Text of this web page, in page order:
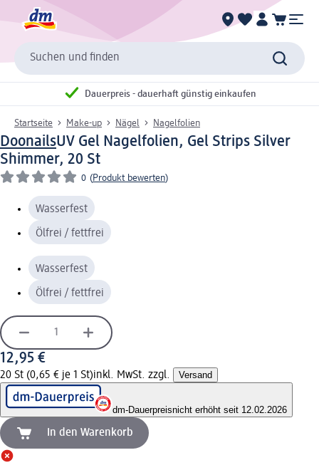
Suchen und finden
Dauerpreis - dauerhaft günstig einkaufen
Startseite Make-up Nägel Nagelfolien
DoonailsUV Gel Nagelfolien, Gel Strips Silver
Shimmer, 20 St
0 (Produkt bewerten)
Wasserfest
Ölfrei / fettfrei
Wasserfest
Ölfrei / fettfrei
12,95 €
20 St (0,65 € je 1 St)inkl. MwSt. zzgl. Versand
dm-Dauerpreisnicht erhöht seit 12.02.2026
In den Warenkorb